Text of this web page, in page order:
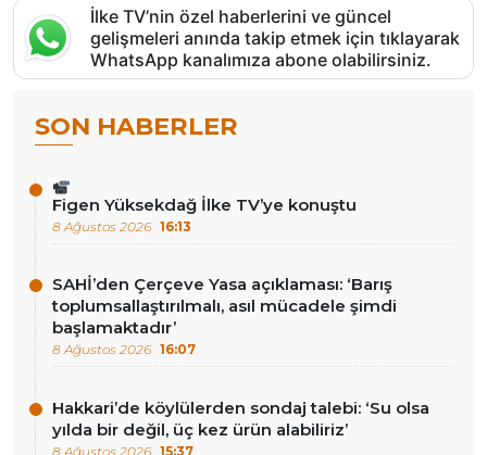
İlke TV’nin özel haberlerini ve güncel
gelişmeleri anında takip etmek için tıklayarak
WhatsApp kanalımıza abone olabilirsiniz.
SON HABERLER
Figen Yüksekdağ İlke TV’ye konuştu
8 Ağustos 2026 16:13
SAHİ’den Çerçeve Yasa açıklaması: ‘Barış
toplumsallaştırılmalı, asıl mücadele şimdi
başlamaktadır’
8 Ağustos 2026 16:07
Hakkari’de köylülerden sondaj talebi: ‘Su olsa
yılda bir değil, üç kez ürün alabiliriz’
8 Ağustos 2026 15:37